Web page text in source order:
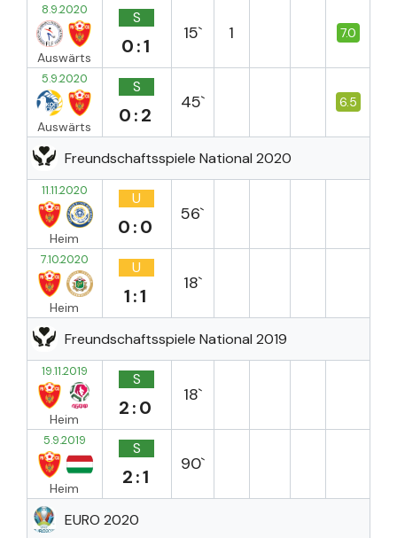
8.9.2020
Auswärts
S
0:1
15` 1 7.0
5.9.2020
Auswärts
S
0:2
45` 6.5
Freundschaftsspiele National 2020
11.11.2020
Heim
U
0:0
56`
7.10.2020
Heim
U
1:1
18`
Freundschaftsspiele National 2019
19.11.2019
Heim
S
2:0
18`
5.9.2019
Heim
S
2:1
90`
EURO 2020